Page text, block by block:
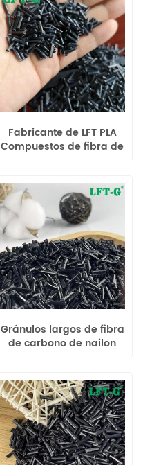
Fabricante de LFT PLA
Compuestos de fibra de
Gránulos largos de fibra
de carbono de nailon
exigencia